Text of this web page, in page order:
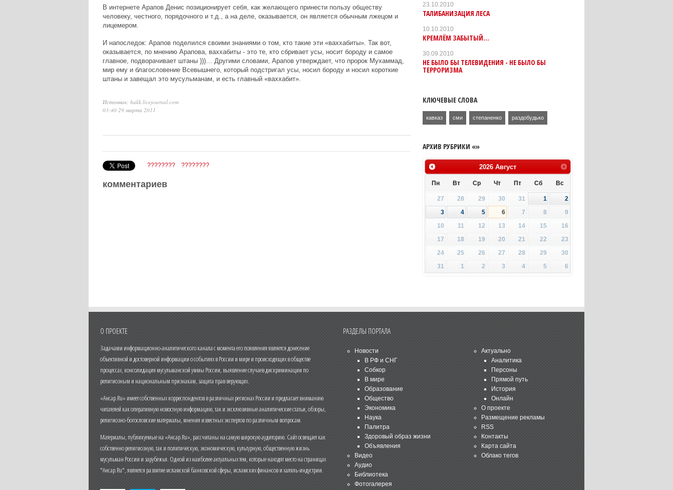
В интернете Арапов Денис позиционирует себя, как желающего принести пользу обществу
человеку, честного, порядочного и т.д., а на деле, оказывается, он является обычным лжецом и
лицемером.
И напоследок: Арапов поделился своими знаниями о том, кто такие эти «ваххабиты». Так вот,
оказывается, по мнению Арапова, ваххабиты - это те, кто сбривает усы, носит бороду и самое
главное, подворачивает штаны )))… Другими словами, Арапов утверждает, что пророк Мухаммад,
мир ему и благословение Всевышнего, который подстригал усы, носил бороду и носил короткие
штаны и завещал это мусульманам, и есть главный «ваххабит».
Источник: hakk.livejournal.com
03:40 29 марта 2011
???????? ????????
комментариев
23.10.2010
ТАЛИБАНИЗАЦИЯ ЛЕСА
10.10.2010
КРЕМЛЁМ ЗАБЫТЫЙ...
30.09.2010
НЕ БЫЛО БЫ ТЕЛЕВИДЕНИЯ - НЕ БЫЛО БЫ
ТЕРРОРИЗМА
КЛЮЧЕВЫЕ СЛОВА
кавказ сми степаненко раздобудько
АРХИВ РУБРИКИ «»
2026 Август
Пн Вт Ср Чт Пт Сб Вс
27 28 29 30 31 1
2
3
4 5 6 7 8
9
10
11 12 13 14 15
16
17
18 19 20 21 22
23
24
25 26 27 28 29
30
31
1 2 3 4 5 6
О ПРОЕКТЕ
Задачами информационно-аналитического канала с момента его появления является донесение
объективной и достоверной информации о событиях в России и мире и происходящих в обществе
процессах, консолидация мусульманской уммы России, выявление случаев дискриминации по
религиозным и национальным признакам, защита прав верующих.
«Ансар.Ru» имеет собственных корреспондентов в различных регионах России и предлагает вниманию
читателей как оперативную новостную информацию, так и эксклюзивные аналитические статьи, обзоры,
религиозно-богословские материалы, мнения известных экспертов по различным вопросам.
Материалы, публикуемые на «Ансар.Ru», рассчитаны на самую широкую аудиторию. Сайт освещает как
собственно религиозную, так и политическую, экономическую, культурную, общественную жизнь
мусульман России и зарубежья. Одной из наиболее актуальных тем, которые находят место на страницах
"Ансар.Ru", является развитие исламской банковской сферы, исламских финансов и халяль-индустрии.
РАЗДЕЛЫ ПОРТАЛА
Новости
В РФ и СНГ
Собкор
В мире
Образование
Общество
Экономика
Наука
Палитра
Здоровый образ жизни
Объявления
Видео
Аудио
Библиотека
Фотогалерея
Актуально
Аналитика
Персоны
Прямой путь
История
Онлайн
О проекте
Размещение рекламы
RSS
Контакты
Карта сайта
Облако тегов